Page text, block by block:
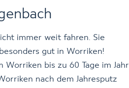
immer weit fahren. Sie
gut in Worriken!
Worriken bis zu 60 Tage im Jahr
nach dem Jahresputz